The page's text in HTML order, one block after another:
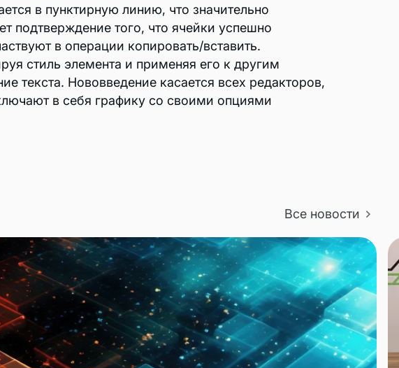
в пунктирную линию, что значительно
подтверждение того, что ячейки успешно
в операции копировать/вставить.
стиль элемента и применяя его к другим
текста. Нововведение касается всех редакторов,
в себя графику со своими опциями
Все новости